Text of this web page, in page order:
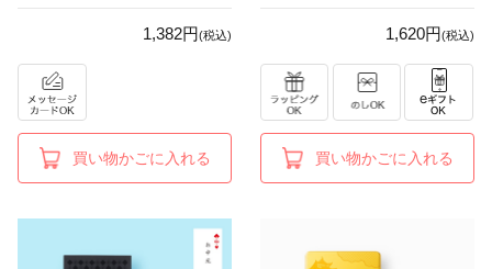
1,382円(税込)
買い物かごに入れる
1,620円(税込)
買い物かごに入れる